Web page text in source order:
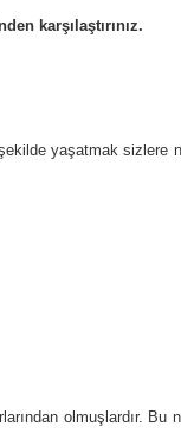
karşılaştırınız.
yaşatmak
olmuşlardır. Bu